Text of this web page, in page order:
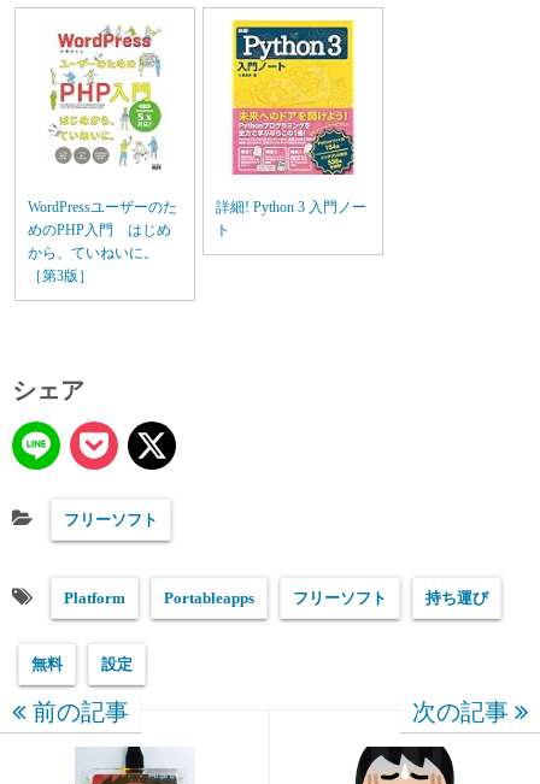
WordPressユーザーのた
めのPHP入門 はじめ
から、ていねいに。
［第3版］
詳細! Python 3 入門ノー
ト
シェア
フリーソフト
Platform Portableapps フリーソフト 持ち運び
無料 設定
前の記事 次の記事